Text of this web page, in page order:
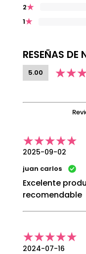
2★
1★
RESEÑAS DE
5.00
2025-09-02
juan carlos
Excelente
recomendable
2024-07-16